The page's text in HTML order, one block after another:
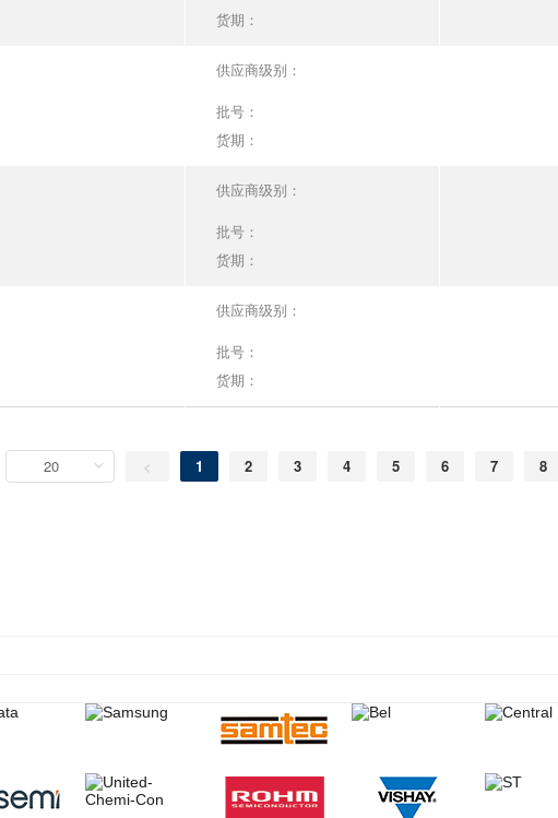
货期：
供应商级别：
批号：
货期：
供应商级别：
批号：
货期：
供应商级别：
批号：
货期：
20 < 1 2 3 4 5 6 7 8